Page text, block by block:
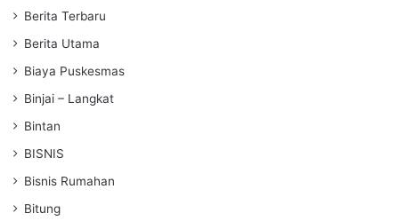
Berita Terbaru
Berita Utama
Biaya Puskesmas
Binjai – Langkat
Bintan
BISNIS
Bisnis Rumahan
Bitung